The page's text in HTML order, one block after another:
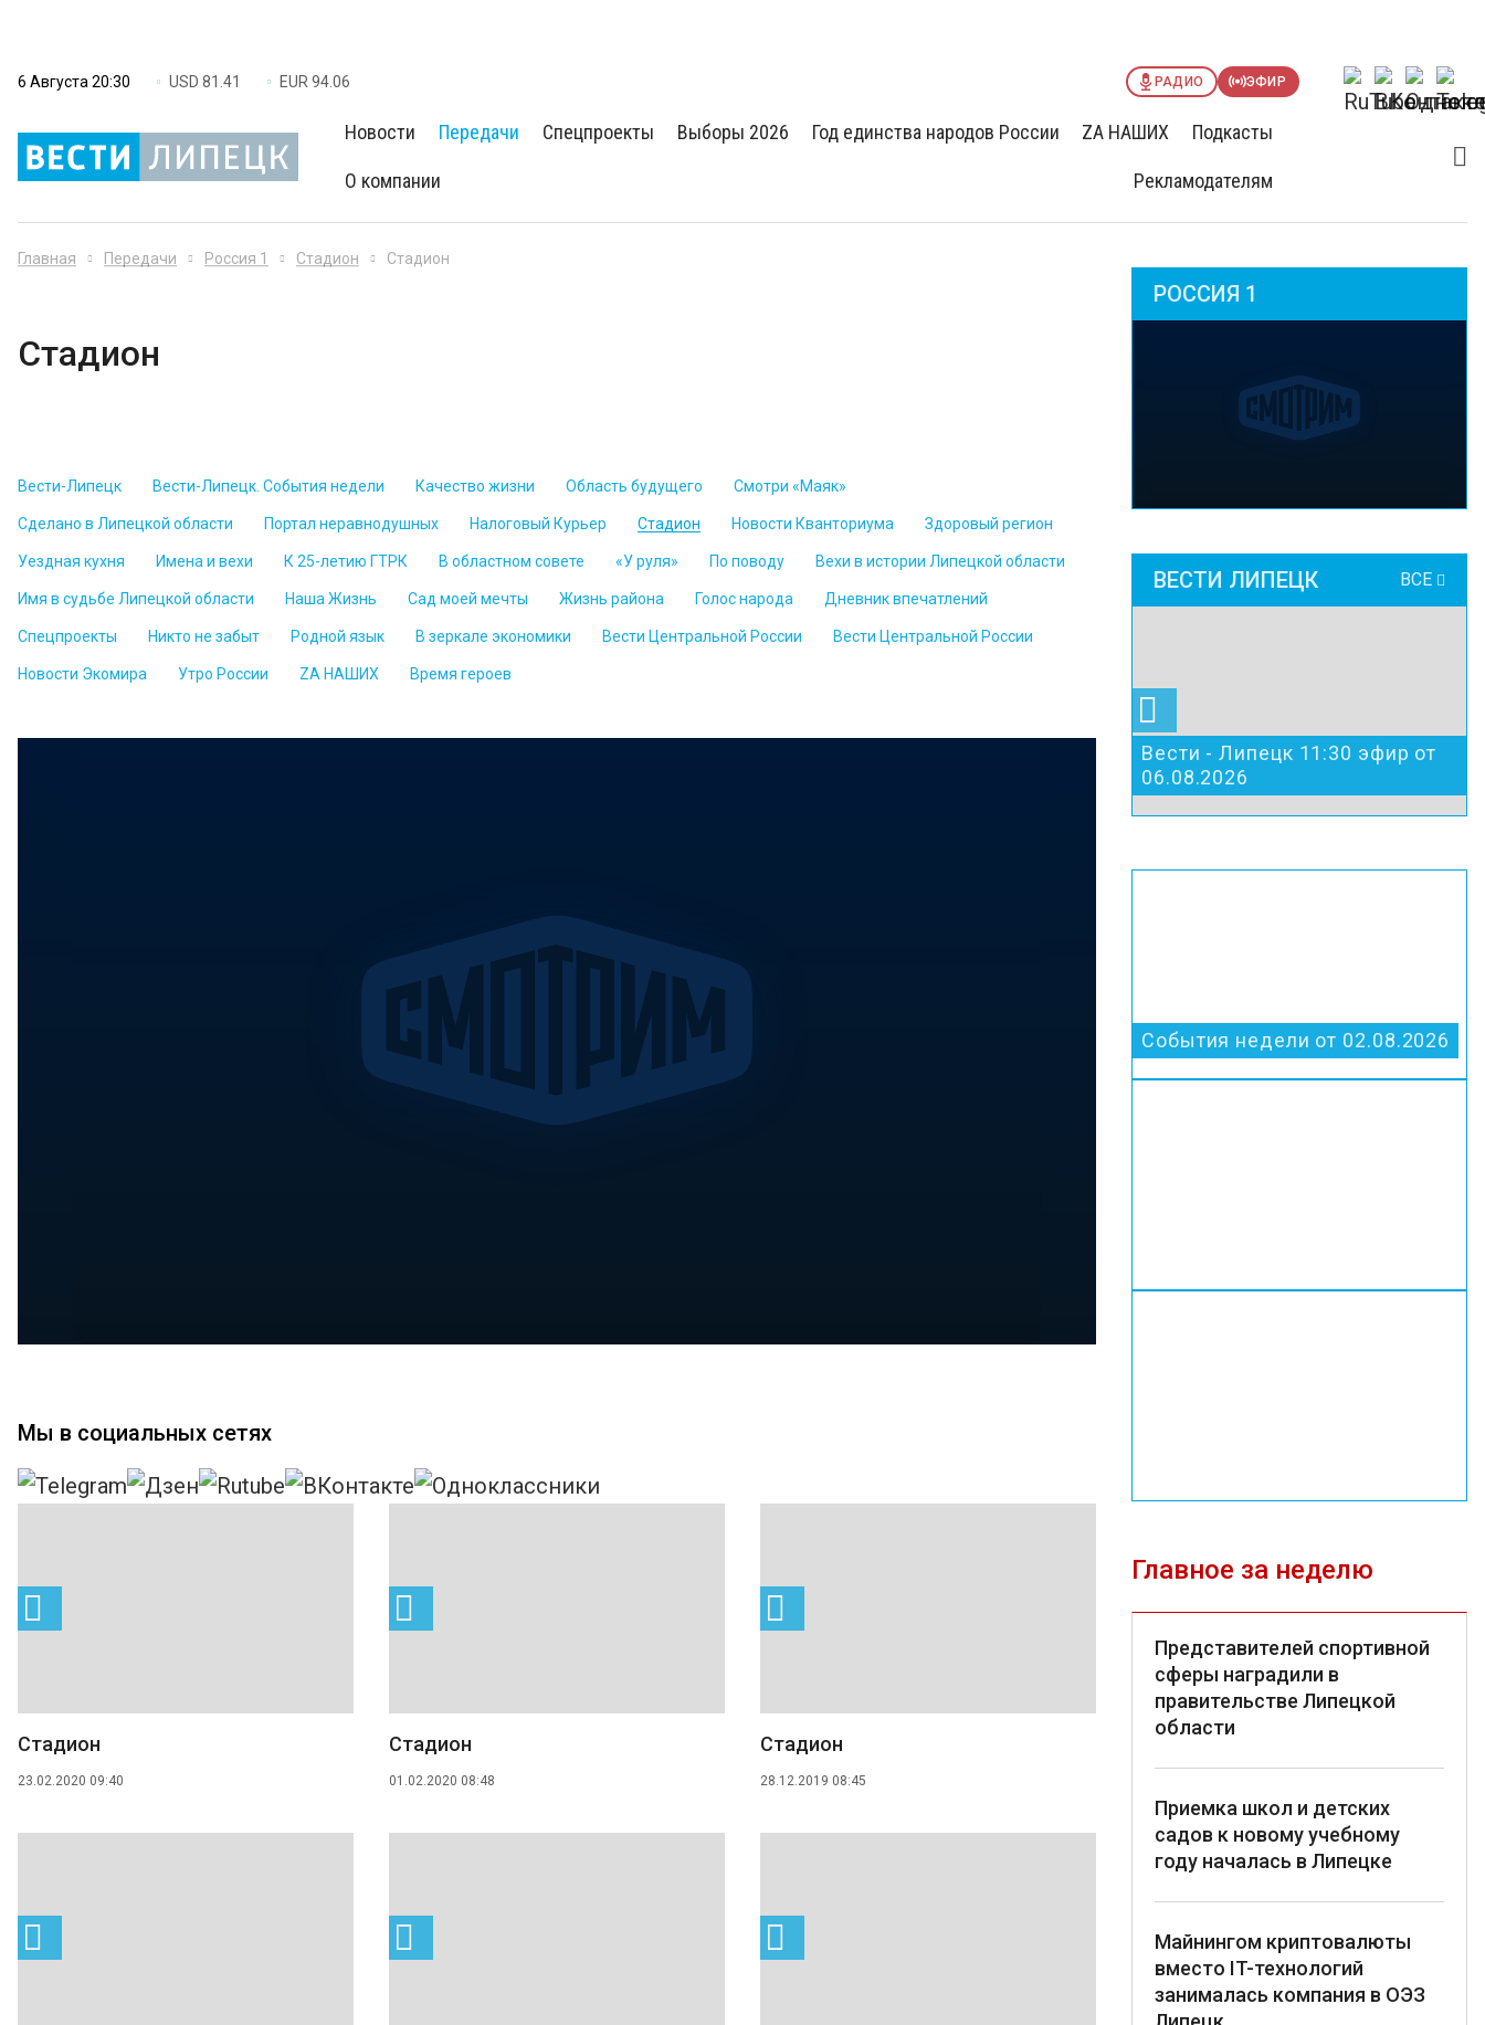
6 Августа 20:30 USD 81.41 EUR 94.06 РАДИО ЭФИР
Новости Передачи Спецпроекты Выборы 2026 Год единства народов России ZА НАШИХ Подкасты
О компании Рекламодателям
Главная Передачи Россия 1 Стадион Стадион
Стадион
Вести-Липецк Вести-Липецк. События недели Качество жизни Область будущего Смотри «Маяк»
Сделано в Липецкой области Портал неравнодушных Налоговый Курьер Стадион Новости Кванториума Здоровый регион
Уездная кухня Имена и вехи К 25-летию ГТРК В областном совете «У руля» По поводу Вехи в истории Липецкой области
Имя в судьбе Липецкой области Наша Жизнь Сад моей мечты Жизнь района Голос народа Дневник впечатлений
Спецпроекты Никто не забыт Родной язык В зеркале экономики Вести Центральной России Вести Центральной России
Новости Экомира Утро России ZА НАШИХ Время героев
Мы в социальных сетях
Стадион
23.02.2020 09:40
Стадион
01.02.2020 08:48
Стадион
28.12.2019 08:45
РОССИЯ 1
ВЕСТИ ЛИПЕЦК ВСЕ
Вести - Липецк 11:30 эфир от
06.08.2026
События недели от 02.08.2026
Главное за неделю
Представителей спортивной
сферы наградили в
правительстве Липецкой
области
Приемка школ и детских
садов к новому учебному
году началась в Липецке
Майнингом криптовалюты
вместо IT-технологий
занималась компания в ОЭЗ